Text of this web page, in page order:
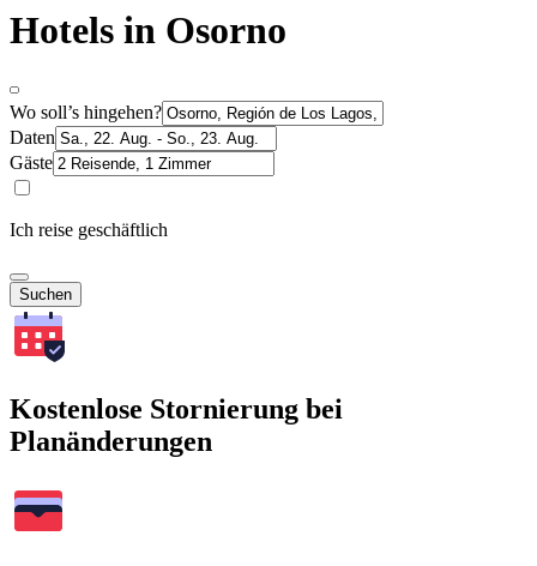
Hotels in Osorno
Wo soll’s hingehen?
Daten
Gäste
Ich reise geschäftlich
Suchen
Kostenlose Stornierung bei
Planänderungen